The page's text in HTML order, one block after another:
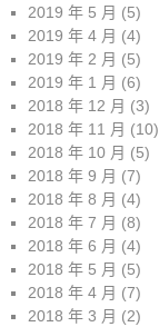
2019 年 5 月 (5)
2019 年 4 月 (4)
2019 年 2 月 (5)
2019 年 1 月 (6)
2018 年 12 月 (3)
2018 年 11 月 (10)
2018 年 10 月 (5)
2018 年 9 月 (7)
2018 年 8 月 (4)
2018 年 7 月 (8)
2018 年 6 月 (4)
2018 年 5 月 (5)
2018 年 4 月 (7)
2018 年 3 月 (2)